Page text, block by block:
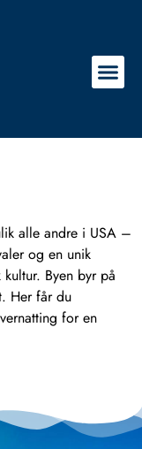
alle andre i USA –
og en unik
Byen byr på
Her får du
for en